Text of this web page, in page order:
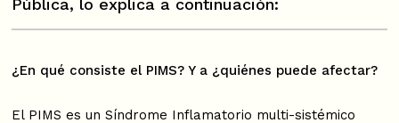
¿En qué consiste el PIMS? Y a ¿quiénes puede afectar?
El PIMS es un Síndrome Inflamatorio multi-sistémico